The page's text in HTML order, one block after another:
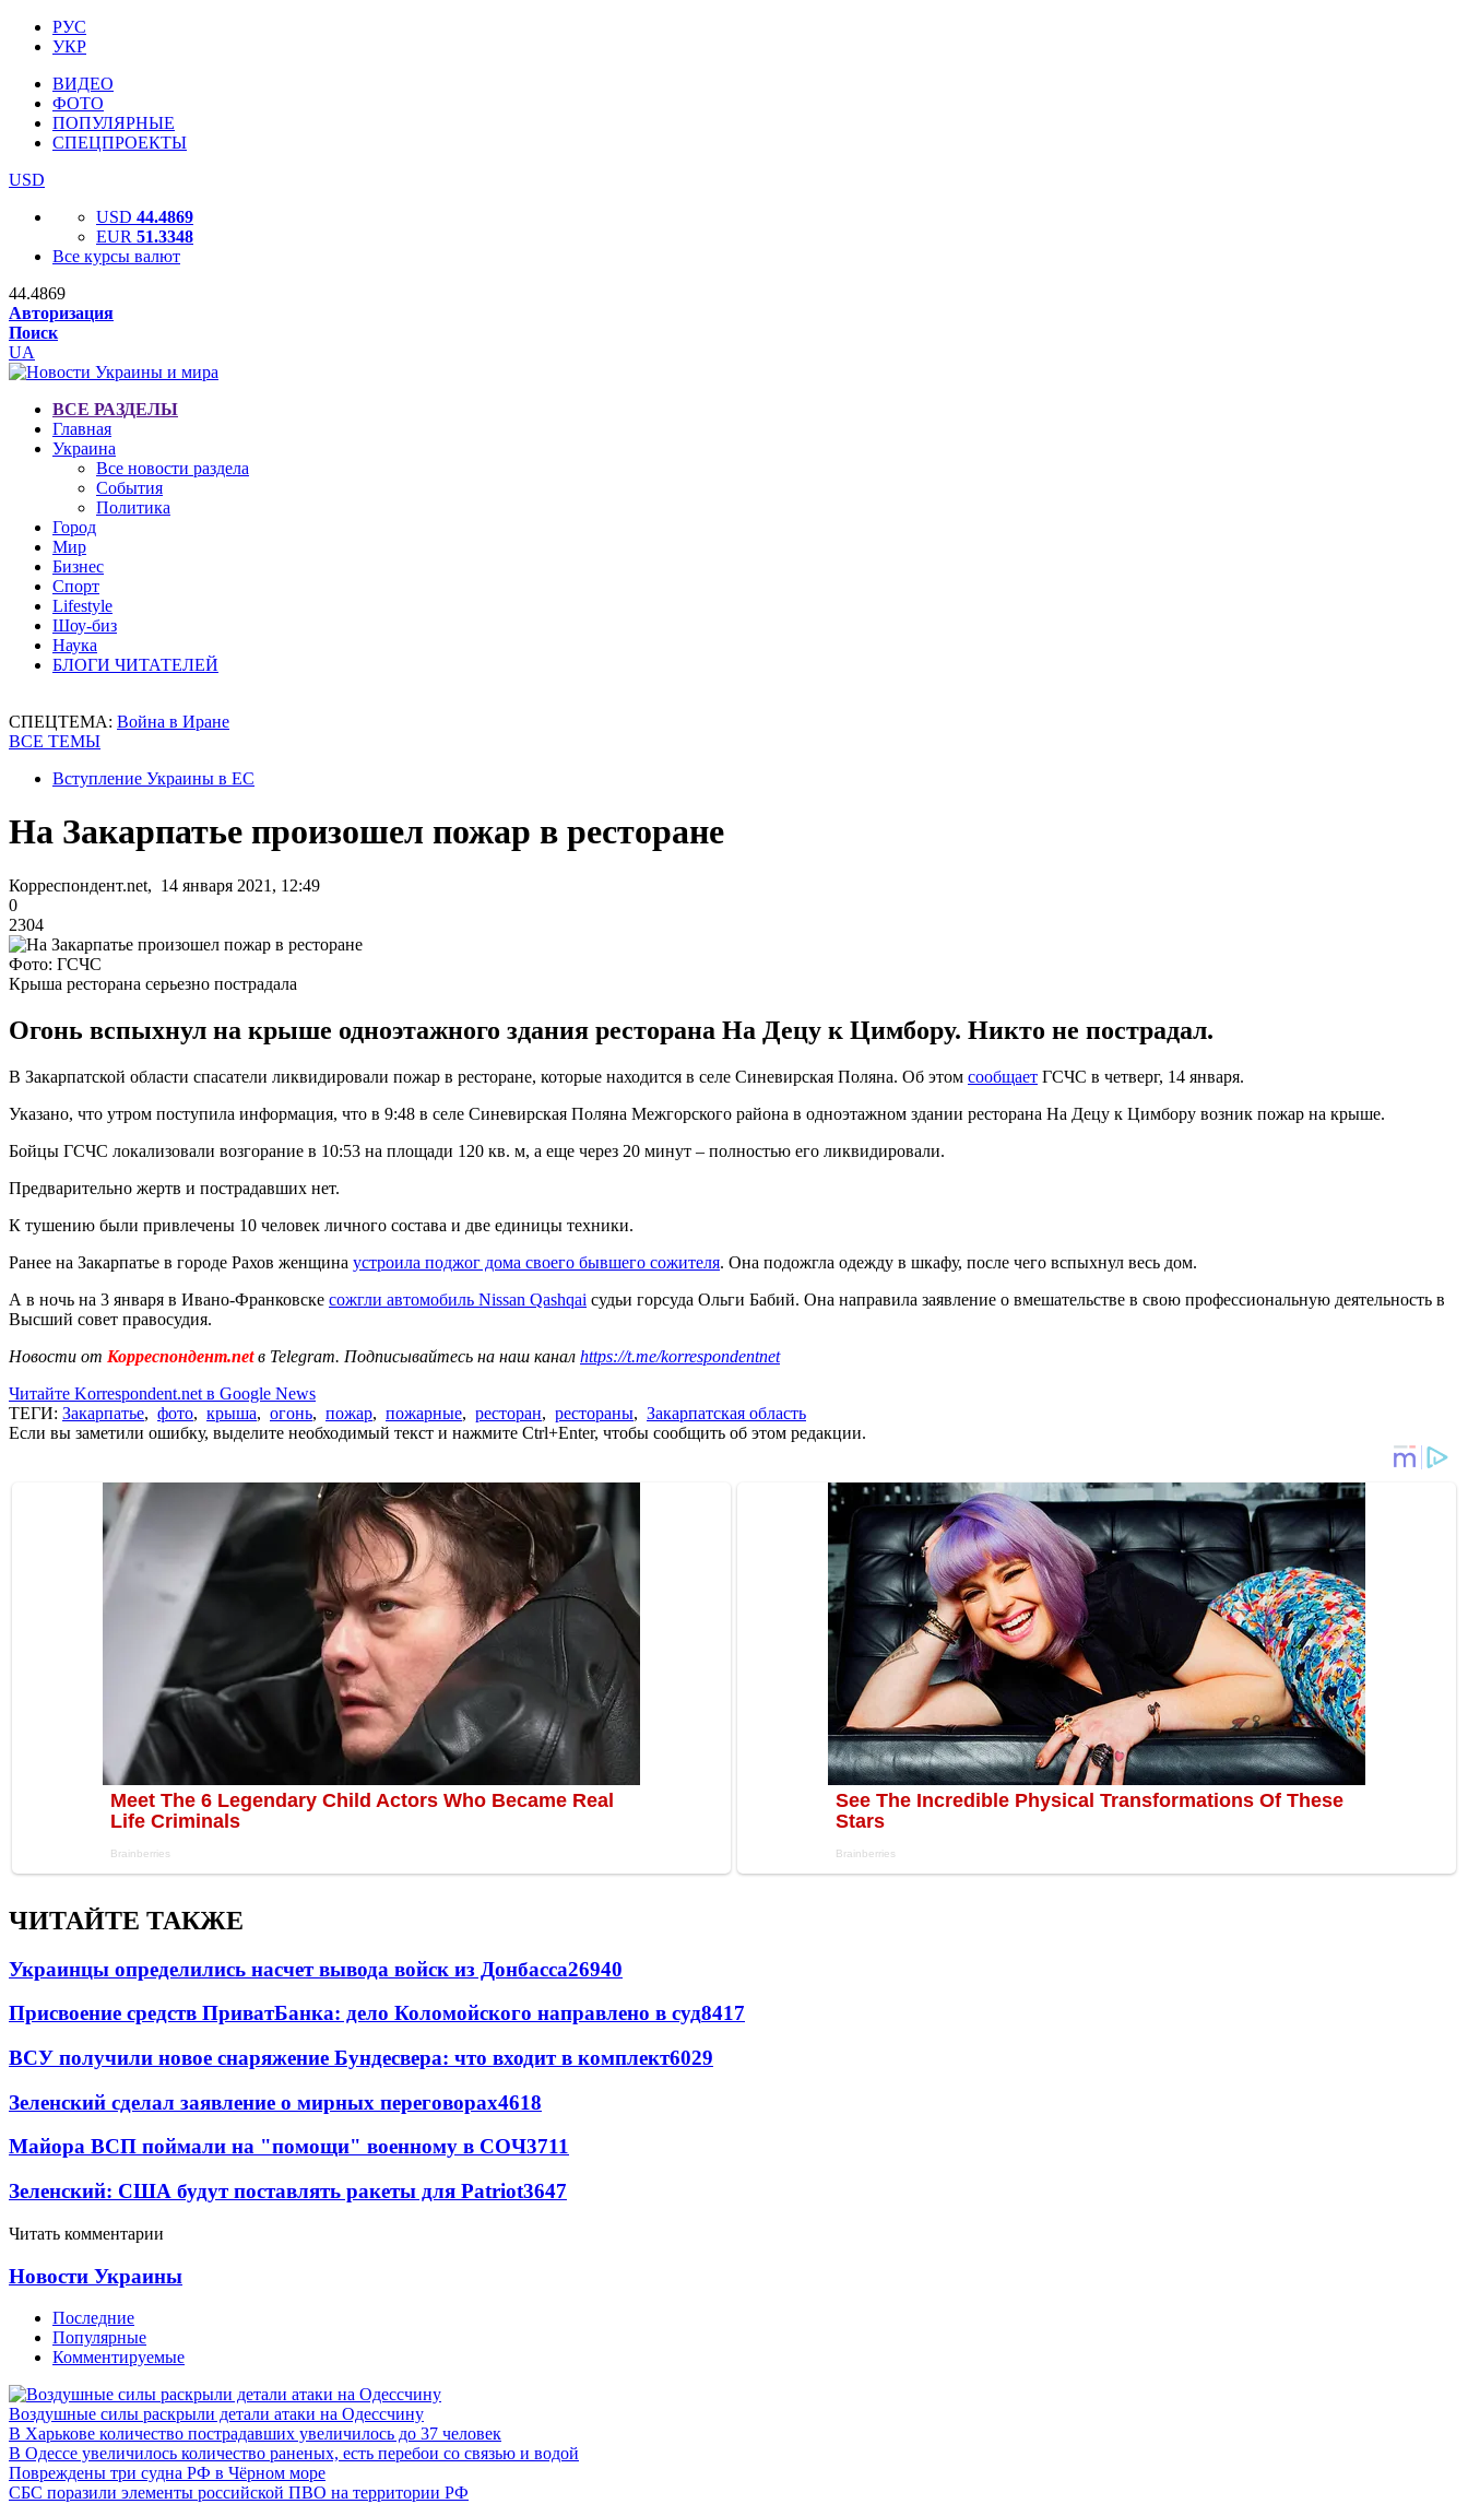
РУС
УКР
ВИДЕО
ФОТО
ПОПУЛЯРНЫЕ
СПЕЦПРОЕКТЫ
USD
USD 44.4869
EUR 51.3348
Все курсы валют
44.4869
Авторизация
Поиск
UA
ВСЕ РАЗДЕЛЫ
Главная
Украина
Все новости раздела
События
Политика
Город
Мир
Бизнес
Спорт
Lifestyle
Шоу-биз
Наука
БЛОГИ ЧИТАТЕЛЕЙ
СПЕЦТЕМА: Война в Иране
ВСЕ ТЕМЫ
Вступление Украины в ЕС
На Закарпатье произошел пожар в ресторане
Корреспондент.net, 14 января 2021, 12:49
0
2304
Фото: ГСЧС
Крыша ресторана серьезно пострадала
Огонь вспыхнул на крыше одноэтажного здания ресторана На Децу к Цимбору. Никто не пострадал.
В Закарпатской области спасатели ликвидировали пожар в ресторане, которые находится в селе Синевирская Поляна. Об этом сообщает ГСЧС в четверг, 14 января.
Указано, что утром поступила информация, что в 9:48 в селе Синевирская Поляна Межгорского района в одноэтажном здании ресторана На Децу к Цимбору возник пожар на крыше.
Бойцы ГСЧС локализовали возгорание в 10:53 на площади 120 кв. м, а еще через 20 минут – полностью его ликвидировали.
Предварительно жертв и пострадавших нет.
К тушению были привлечены 10 человек личного состава и две единицы техники.
Ранее на Закарпатье в городе Рахов женщина устроила поджог дома своего бывшего сожителя. Она подожгла одежду в шкафу, после чего вспыхнул весь дом.
А в ночь на 3 января в Ивано-Франковске сожгли автомобиль Nissan Qashqai судьи горсуда Ольги Бабий. Она направила заявление о вмешательстве в свою профессиональную деятельность в
Высший совет правосудия.
Новости от Корреспондент.netв Telegram. Подписывайтесь на наш канал https://t.me/korrespondentnet
Читайте Korrespondent.net в Google News
ТЕГИ: Закарпатье, фото, крыша, огонь, пожар, пожарные, ресторан, рестораны, Закарпатская область
Если вы заметили ошибку, выделите необходимый текст и нажмите Ctrl+Enter, чтобы сообщить об этом редакции.
ЧИТАЙТЕ ТАКЖЕ
Украинцы определились насчет вывода войск из Донбасса26940
Присвоение средств ПриватБанка: дело Коломойского направлено в суд8417
ВСУ получили новое снаряжение Бундесвера: что входит в комплект6029
Зеленский сделал заявление о мирных переговорах4618
Майора ВСП поймали на "помощи" военному в СОЧ3711
Зеленский: США будут поставлять ракеты для Patriot3647
Читать комментарии
Новости Украины
Последние
Популярные
Комментируемые
Воздушные силы раскрыли детали атаки на Одессчину
В Харькове количество пострадавших увеличилось до 37 человек
В Одессе увеличилось количество раненых, есть перебои со связью и водой
Повреждены три судна РФ в Чёрном море
СБС поразили элементы российской ПВО на территории РФ